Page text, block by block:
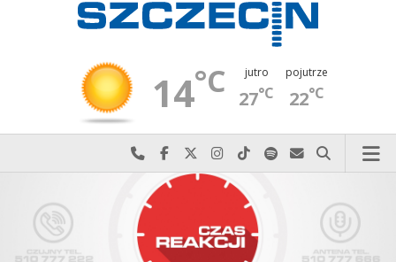
14°C jutro
27°C
pojutrze
22°C
Najlepiej po prostu do nas zadzwoń
Odwiedź nas na Facebook-u
Odwiedź nas na X
Odwiedź nas na Instagram-ie
Odwiedź nas na TikTok-u
Szukaj nas na Spotify
Wyślij do nas
Szukaj